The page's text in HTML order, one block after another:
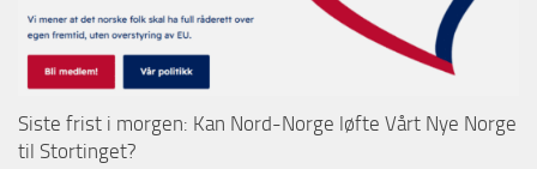
Siste frist i morgen: Kan Nord-Norge løfte Vårt Nye Norge
til Stortinget?